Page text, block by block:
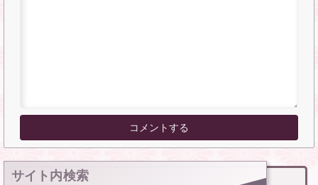
サイト内検索